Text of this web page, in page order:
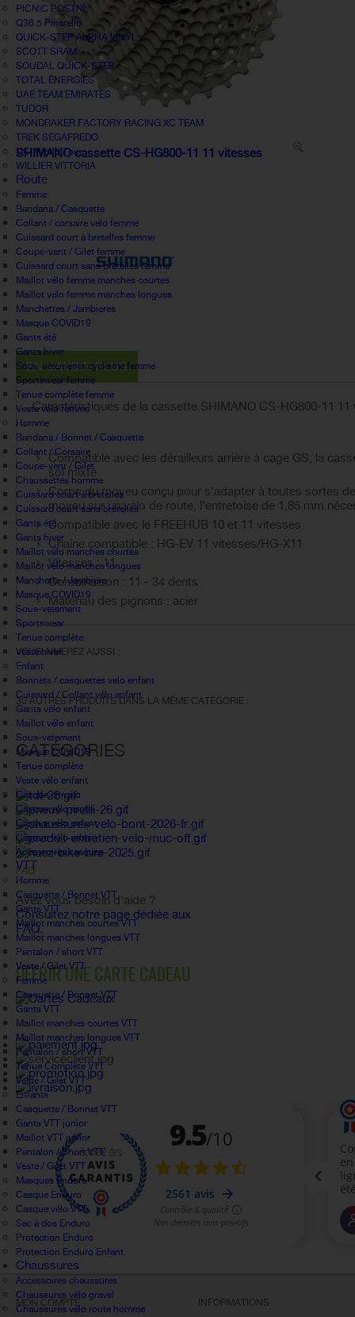
PICNIC POSTNL
Q36.5 Pinarello
QUICK-STEP ALPHA VINYL
SCOTT SRAM
SOUDAL QUICK-STEP
TOTAL ÉNERGIES
UAE TEAM EMIRATES
TUDOR
MONDRAKER FACTORY RACING XC TEAM
TREK SEGAFREDO
UCI World Tour
WILLIER VITTORIA
Route
Femme
Bandana / Casquette
Collant / corsaire velo femme
Cuissard court à bretelles femme
Coupe-vent / Gilet femme
Cuissard court sans bretelles femme
Maillot vélo femme manches courtes
Maillot velo femme manches longues
Manchettes / Jambieres
Masque COVID19
Gants été
Gants hiver
Sous-vêtements cyclisme femme
Sportswear femme
Tenue complète femme
Veste vélo femme
Homme
Bandana / Bonnet / Casquette
Collant / Corsaire
Coupe-vent / Gilet
Chaussettes homme
Cuissard court à bretelles
Cuissard court sans bretelles
Gants été
Gants hiver
Maillot vélo manches courtes
Maillot vélo manches longues
Manchette / Jambiere
Masque COVID19
Sous-vetement
Sportswear
Tenue complète
Veste hiver
Enfant
Bonnets / casquettes velo enfant
Cuissard / Collant vélo enfant
Gants vélo enfant
Maillot vélo enfant
Sous-vetement
Masque COVID19
Tenue complète
Veste vélo enfant
Casque chrono
Casque vélo route
Casque vélo enfant
Casque vélo urbain
Accessoires casques
VTT
Homme
Casquette / Bonnet VTT
Gants VTT
Maillot manches courtes VTT
Maillot manches longues VTT
Pantalon / short VTT
Veste / Gilet VTT
Femme
Casquette / Bonnet VTT
Gants VTT
Maillot manches courtes VTT
Maillot manches longues VTT
Pantalon / short VTT
Tenue Complète VTT
Veste / Gilet VTT
Enfants
Casquette / Bonnet VTT
Gants VTT junior
Maillot VTT junior
Pantalon / Short VTT
Veste / Gilet VTT
Masques Enduro
Casque Enduro
Casque vélo VTT
Sac à dos Enduro
Protection Enduro
Protection Enduro Enfant
Chaussures
Accessoires chaussures
Chaussures vélo gravel
Chaussures vélo route homme
SHIMANO cassette CS-HG800-11 11 vitesses
EN SAVOIR PLUS
Caractéristiques de la cassette SHIMANO CS-HG800-11
Compatible avec les dérailleurs arrière à cage GS, la
sol mixte
Corps du moyeu conçu pour s'adapter à toutes sortes
moyeu sur un vélo de route, l'entretoise de 1,85 mm
Compatible avec le FREEHUB 10 et 11 vitesses
Chaîne compatible : HG-EV 11 vitesses/HG-X11
Vitesses : 11
Combinaison : 11 - 34 dents
Matériau des pignons : acier
VOUS AIMEREZ AUSSI :
30 AUTRES PRODUITS DANS LA MÊME CATÉGORIE :
CATÉGORIES
FAQ
Avez vous besoin d'aide ?
Consultez notre page dédiée aux
FAQ.
OFFRIR UNE CARTE CADEAU
MON COMPTE INFORMATIONS